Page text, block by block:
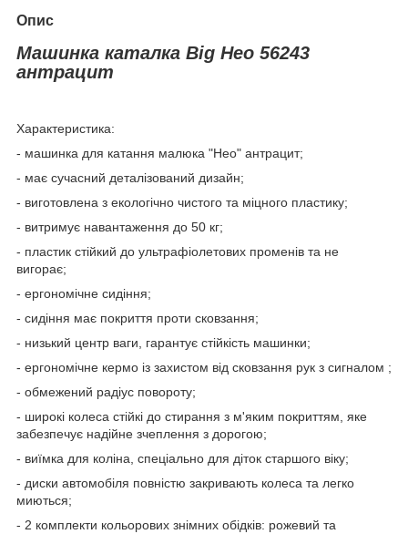
Опис
Машинка каталка Big Нео 56243
антрацит
Характеристика:
- машинка для катання малюка "Нео" антрацит;
- має сучасний деталізований дизайн;
- виготовлена з екологічно чистого та міцного пластику;
- витримує навантаження до 50 кг;
- пластик стійкий до ультрафіолетових променів та не
вигорає;
- ергономічне сидіння;
- сидіння має покриття проти сковзання;
- низький центр ваги, гарантує стійкість машинки;
- ергономічне кермо із захистом від сковзання рук з сигналом ;
- обмежений радіус повороту;
- широкі колеса стійкі до стирання з м'яким покриттям, яке
забезпечує надійне зчеплення з дорогою;
- виїмка для коліна, спеціально для діток старшого віку;
- диски автомобіля повністю закривають колеса та легко
миються;
- 2 комплекти кольорових знімних обідків: рожевий та